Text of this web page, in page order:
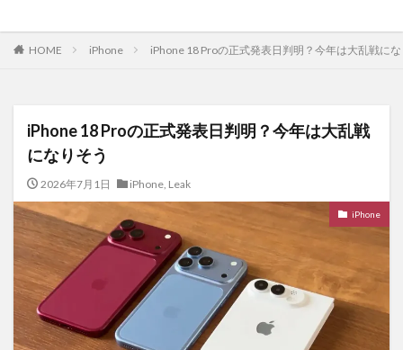
HOME iPhone iPhone 18 Proの正式発表日判明？今年は大乱戦に
iPhone 18 Proの正式発表日判明？今年は大乱戦
になりそう
2026年7月1日 iPhone, Leak
iPhone